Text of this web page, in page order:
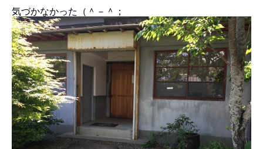
気づかなかった（＾－＾；